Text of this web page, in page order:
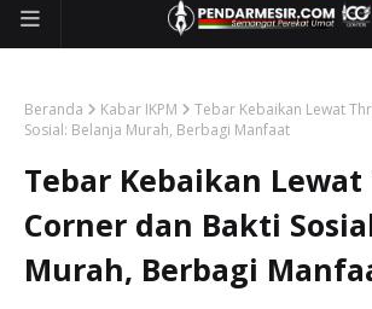
Beranda Kabar IKPM
Tebar Kebaikan Lewat
Sosial: Belanja Murah, Berbagi Manfaat
Tebar Kebaikan
Corner dan Bakti
Murah, Berbagi